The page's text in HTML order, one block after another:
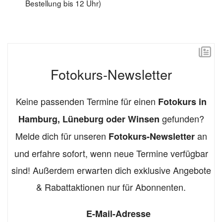
Bestellung bis 12 Uhr)
Fotokurs-Newsletter
Keine passenden Termine für einen Fotokurs in
Hamburg, Lüneburg oder Winsen gefunden?
Melde dich für unseren Fotokurs-Newsletteran
und erfahre sofort, wenn neue Termine verfügbar
sind! Außerdem erwarten dich exklusive Angebote
& Rabattaktionen nur für Abonnenten.
E-Mail-Adresse